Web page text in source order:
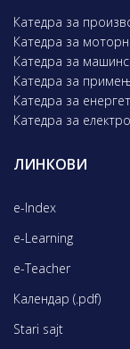
Катедра за
Катедра за
Катедра за
Катедра за
Катедра за
Катедра за
ЛИНКОВИ
e-Index
e-Learning
e-Teacher
Календар (.pdf)
Stari sajt